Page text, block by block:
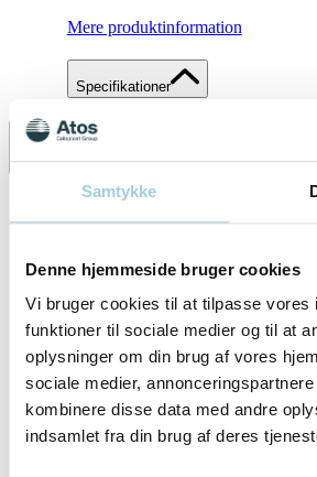
Samtykke
Denne hjemmeside bruger cookies
Vi bruger cookies til at tilpasse vores
funktioner til sociale medier og til at
oplysninger om din brug af vores
sociale medier,
kombinere disse data med andre
indsamlet fra din brug af deres
Mere produktinformation
Specifikationer
Del Gem til mit indhold
Vores politikker